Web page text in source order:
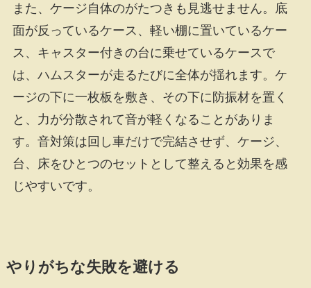
また、ケージ自体のがたつきも見逃せません。底
面が反っているケース、軽い棚に置いているケー
ス、キャスター付きの台に乗せているケースで
は、ハムスターが走るたびに全体が揺れます。ケ
ージの下に一枚板を敷き、その下に防振材を置く
と、力が分散されて音が軽くなることがありま
す。音対策は回し車だけで完結させず、ケージ、
台、床をひとつのセットとして整えると効果を感
じやすいです。
やりがちな失敗を避ける